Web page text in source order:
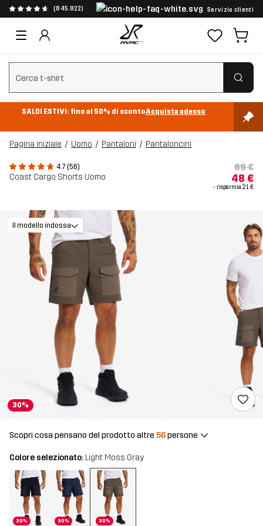
(845.822) Servizio clienti
Cancella ricerca
SALDI ESTIVI: fino al 50% di scontoAcquista adesso
Pagina iniziale Uomo Pantaloni Pantaloncini
4.7 (56)
Coast Cargo Shorts Uomo
69 €
48 €
- risparmia 21 €
30%
Il modello indossa
Scopri cosa pensano del prodotto altre 56persone
Colore selezionato: Light Moss Gray
30% 30% 30%